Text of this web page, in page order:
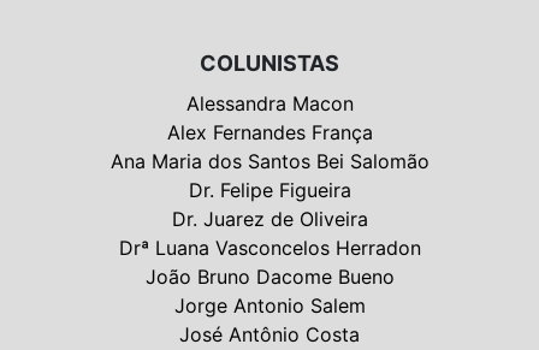
COLUNISTAS
Alessandra Macon
Alex Fernandes França
Ana Maria dos Santos Bei Salomão
Dr. Felipe Figueira
Dr. Juarez de Oliveira
Drª Luana Vasconcelos Herradon
João Bruno Dacome Bueno
Jorge Antonio Salem
José Antônio Costa